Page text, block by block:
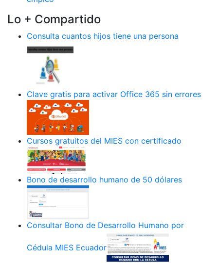
Lo + Compartido
Consulta cuantos hijos tiene una persona
Clave gratis para activar Office 365 sin errores
Cursos gratuitos del MIES con certificado
Bono de desarrollo humano de 50 dólares
Consultar Bono de Desarrollo Humano por
Cédula MIES Ecuador